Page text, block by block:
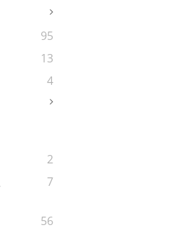
95
13
4
2
7
56